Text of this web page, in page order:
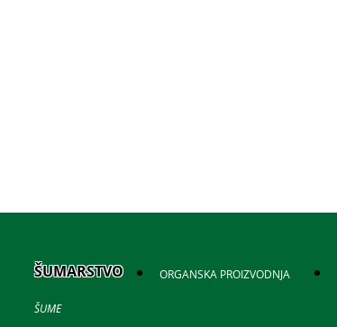
ŠUMARSTVO
ŠUME
ORGANSKA PROIZVODNJA